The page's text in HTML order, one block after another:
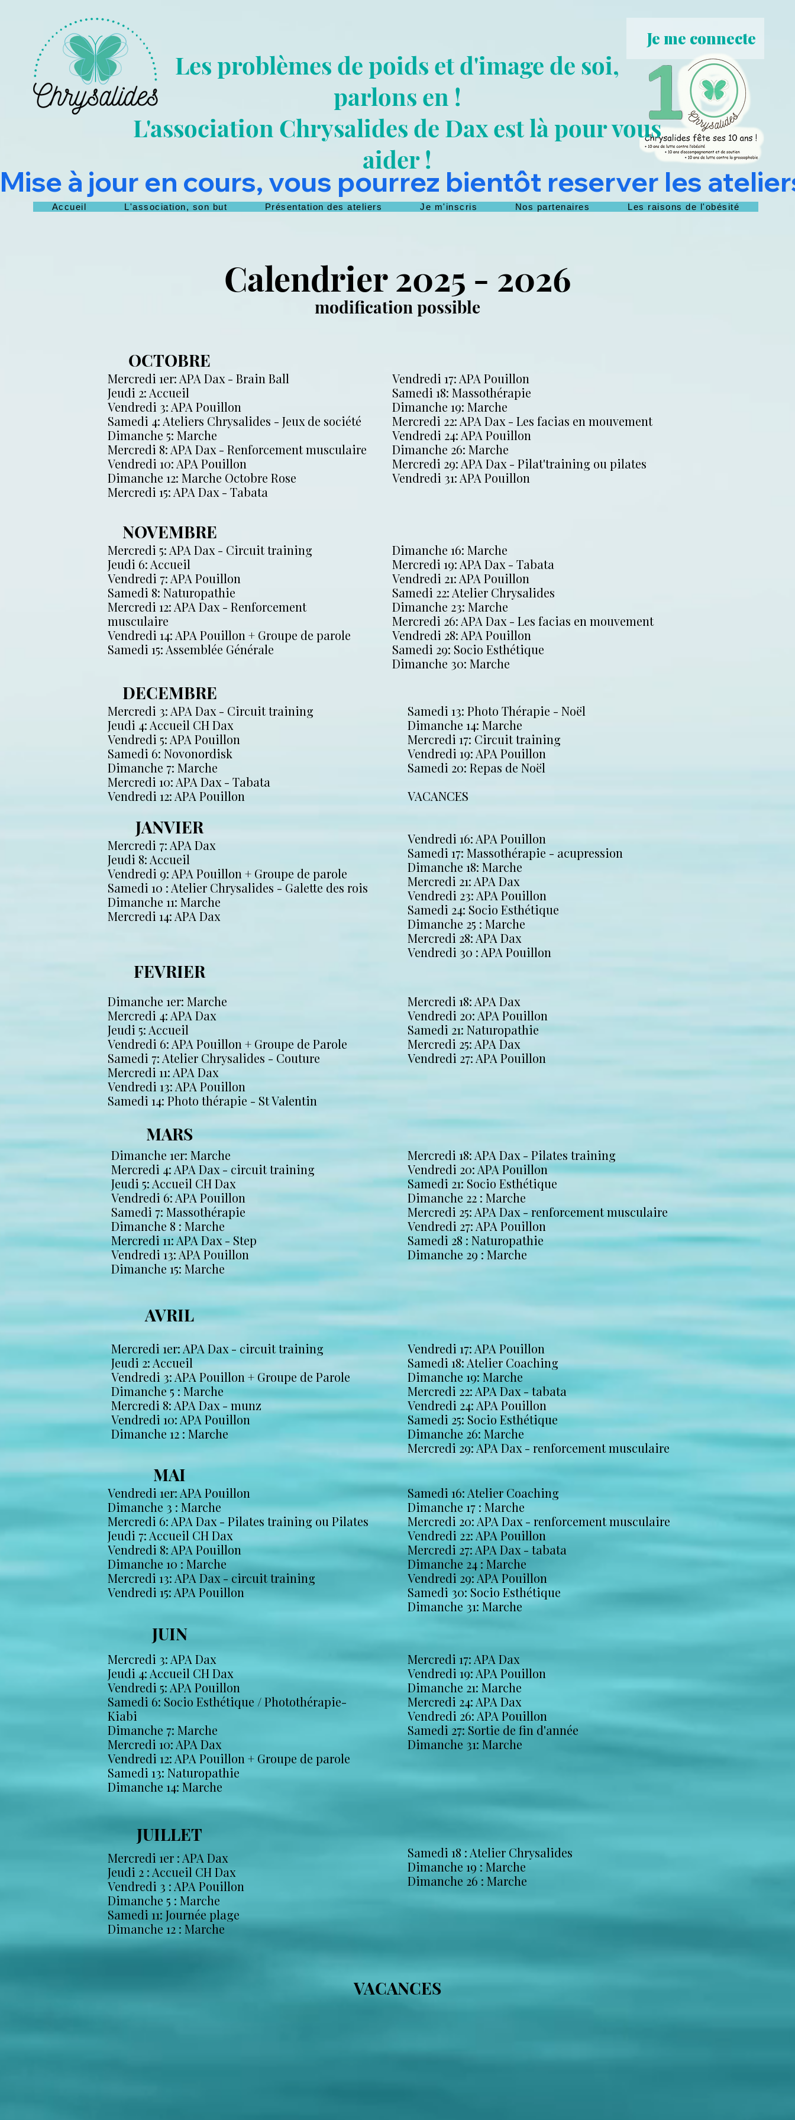
Je me connecte
Les problèmes de poids et d'image de soi,
parlons en !
L'association Chrysalides de Dax est là pour vous
aider !
Mise à jour en cours, vous pourrez bientôt reserver les
Accueil L'association, son but Présentation des ateliers Je m'inscris Nos partenaires Les raisons de l'obésité
Calendrier 2025 - 2026
modification possible
OCTOBRE
Mercredi 1er: APA Dax - Brain Ball
Jeudi 2: Accueil
Vendredi 3: APA Pouillon
Samedi 4: Ateliers Chrysalides - Jeux de société
Dimanche 5: Marche
Mercredi 8: APA Dax - Renforcement musculaire
Vendredi 10: APA Pouillon
Dimanche 12: Marche Octobre Rose
Mercredi 15: APA Dax - Tabata
Vendredi 17: APA Pouillon
Samedi 18: Massothérapie
Dimanche 19: Marche
Mercredi 22: APA Dax - Les facias en mouvement
Vendredi 24: APA Pouillon
Dimanche 26: Marche
Mercredi 29: APA Dax - Pilat'training ou pilates
Vendredi 31: APA Pouillon
NOVEMBRE
Mercredi 5: APA Dax - Circuit training
Jeudi 6: Accueil
Vendredi 7: APA Pouillon
Samedi 8: Naturopathie
Mercredi 12: APA Dax - Renforcement
musculaire
Vendredi 14: APA Pouillon + Groupe de parole
Samedi 15: Assemblée Générale
Dimanche 16: Marche
Mercredi 19: APA Dax - Tabata
Vendredi 21: APA Pouillon
Samedi 22: Atelier Chrysalides
Dimanche 23: Marche
Mercredi 26: APA Dax - Les facias en mouvement
Vendredi 28: APA Pouillon
Samedi 29: Socio Esthétique
Dimanche 30: Marche
DECEMBRE
Mercredi 3: APA Dax - Circuit training
Jeudi 4: Accueil CH Dax
Vendredi 5: APA Pouillon
Samedi 6: Novonordisk
Dimanche 7: Marche
Mercredi 10: APA Dax - Tabata
Vendredi 12: APA Pouillon
JANVIER
Mercredi 7: APA Dax
Jeudi 8: Accueil
Vendredi 9: APA Pouillon + Groupe de parole
Samedi 10 : Atelier Chrysalides - Galette des rois
Dimanche 11: Marche
Mercredi 14: APA Dax
FEVRIER
Dimanche 1er: Marche
Mercredi 4: APA Dax
Jeudi 5: Accueil
Vendredi 6: APA Pouillon + Groupe de Parole
Samedi 7: Atelier Chrysalides - Couture
Mercredi 11: APA Dax
Vendredi 13: APA Pouillon
Samedi 14: Photo thérapie - St Valentin
MARS
Dimanche 1er: Marche
Mercredi 4: APA Dax - circuit training
Jeudi 5: Accueil CH Dax
Vendredi 6: APA Pouillon
Samedi 7: Massothérapie
Dimanche 8 : Marche
Mercredi 11: APA Dax - Step
Vendredi 13: APA Pouillon
Dimanche 15: Marche
AVRIL
Mercredi 1er: APA Dax - circuit training
Jeudi 2: Accueil
Vendredi 3: APA Pouillon + Groupe de Parole
Dimanche 5 : Marche
Mercredi 8: APA Dax - munz
Vendredi 10: APA Pouillon
​Dimanche 12 : Marche
MAI
Vendredi 1er: APA Pouillon
Dimanche 3 : Marche
Mercredi 6: APA Dax - Pilates training ou Pilates
Jeudi 7: Accueil CH Dax
Vendredi 8: APA Pouillon
Dimanche 10 : Marche
Mercredi 13: APA Dax - circuit training
Vendredi 15: APA Pouillon
Samedi 13: Photo Thérapie - Noël
Dimanche 14: Marche
Mercredi 17: Circuit training
Vendredi 19: APA Pouillon
Samedi 20: Repas de Noël
VACANCES
Vendredi 16: APA Pouillon
Samedi 17: Massothérapie - acupression
Dimanche 18: Marche
Mercredi 21: APA Dax
Vendredi 23: APA Pouillon
Samedi 24: Socio Esthétique
Dimanche 25 : Marche
Mercredi 28: APA Dax
Vendredi 30 : APA Pouillon
Mercredi 18: APA Dax
Vendredi 20: APA Pouillon
Samedi 21: Naturopathie
Mercredi 25: APA Dax
Vendredi 27: APA Pouillon
Mercredi 18: APA Dax - Pilates training
Vendredi 20: APA Pouillon
Samedi 21: Socio Esthétique
Dimanche 22 : Marche
Mercredi 25: APA Dax - renforcement musculaire
Vendredi 27: APA Pouillon
Samedi 28 : Naturopathie
Dimanche 29 : Marche
Vendredi 17: APA Pouillon
Samedi 18: Atelier Coaching
Dimanche 19: Marche
Mercredi 22: APA Dax - tabata
Vendredi 24: APA Pouillon
Samedi 25: Socio Esthétique
Dimanche 26: Marche
Mercredi 29: APA Dax - renforcement musculaire
Samedi 16: Atelier Coaching
Dimanche 17 : Marche
Mercredi 20: APA Dax - renforcement musculaire
Vendredi 22: APA Pouillon
Mercredi 27: APA Dax - tabata
Dimanche 24 : Marche
Vendredi 29: APA Pouillon
Samedi 30: Socio Esthétique
Dimanche 31: Marche
JUIN
Mercredi 3: APA Dax
Jeudi 4: Accueil CH Dax
Vendredi 5: APA Pouillon
Samedi 6: Socio Esthétique / Photothérapie-
Kiabi
Dimanche 7: Marche
Mercredi 10: APA Dax
Vendredi 12: APA Pouillon + Groupe de parole
Samedi 13: Naturopathie
Dimanche 14: Marche
Mercredi 17: APA Dax
Vendredi 19: APA Pouillon
Dimanche 21: Marche
Mercredi 24: APA Dax
Vendredi 26: APA Pouillon
Samedi 27: Sortie de fin d'année
Dimanche 31: Marche
JUILLET
Mercredi 1er : APA Dax
Jeudi 2 : Accueil CH Dax
Vendredi 3 : APA Pouillon
Dimanche 5 : Marche
Samedi 11: Journée plage
Dimanche 12 : Marche
Samedi 18 : Atelier Chrysalides
Dimanche 19 : Marche
Dimanche 26 : Marche
VACANCES